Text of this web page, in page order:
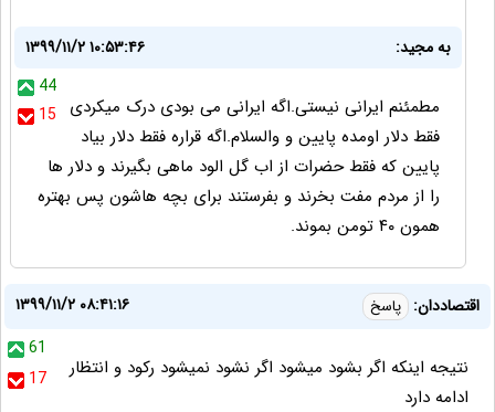
به مجید:
۱۳۹۹/۱۱/۲ ۱۰:۵۳:۴۶
44
15
مطمئنم ایرانی نیستی.اگه ایرانی می بودی درک میکردی
فقط دلار اومده پایین و والسلام.اگه قراره فقط دلار بیاد
پایین که فقط حضرات از اب گل الود ماهی بگیرند و دلار ها
را از مردم مفت بخرند و بفرستند برای بچه هاشون پس بهتره
همون ۴۰ تومن بموند.
اقتصاددان: پاسخ
۱۳۹۹/۱۱/۲ ۰۸:۴۱:۱۶
61
17
نتیجه اینکه اگر بشود میشود اگر نشود نمیشود رکود و انتظار
ادامه دارد